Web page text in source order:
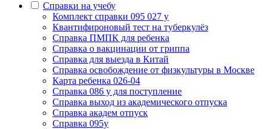
Справки на учебу
Комплект справки 095 027 у
Квантифироновый тест на туберкулёз
Справка ПМПК для ребенка
Справка о вакцинации от гриппа
Справка для выезда в Китай
Справка освобождение от физкультуры в Москве
Карта ребенка 026-04
Справка 086 у для поступление
Справка выход из академического отпуска
Справка академ отпуск
Справка 095у